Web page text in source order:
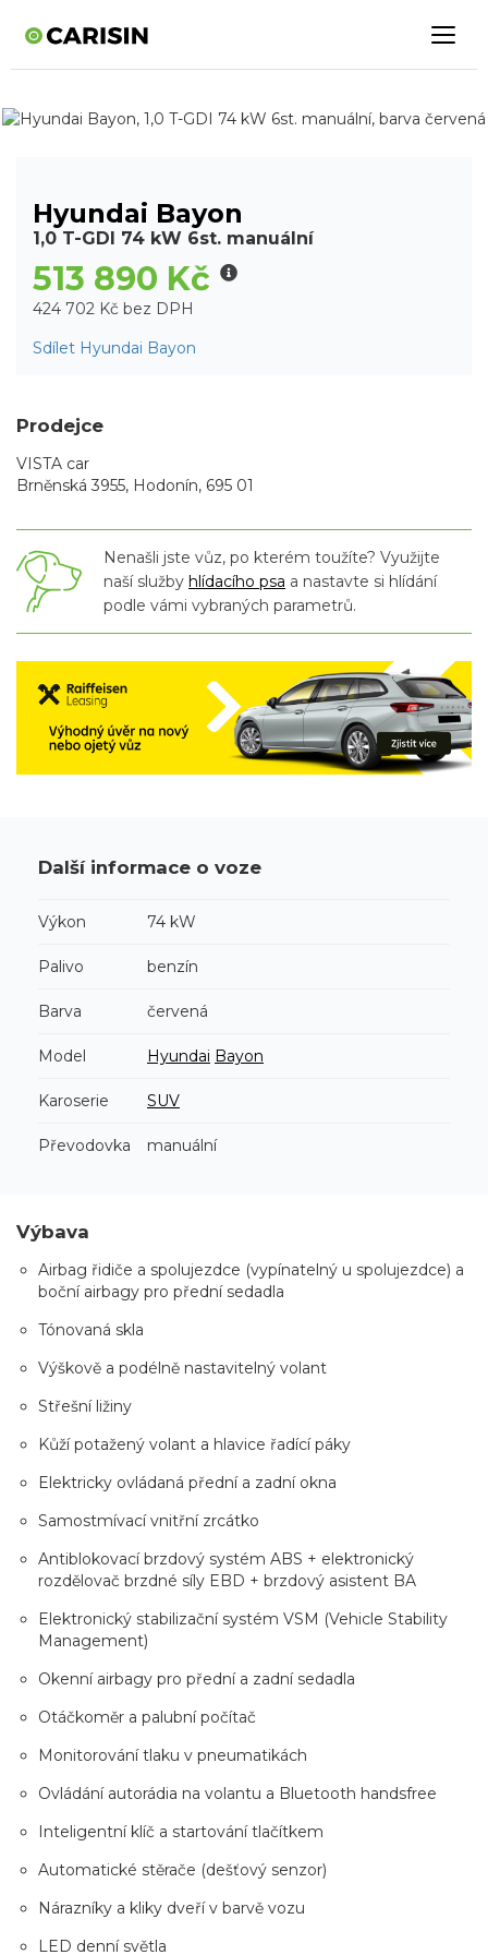
Hyundai Bayon
1,0 T-GDI 74 kW 6st. manuální
513 890 Kč
424 702 Kč bez DPH
Sdílet Hyundai Bayon
Prodejce
VISTA car
Brněnská 3955, Hodonín, 695 01
Nenašli jste vůz, po kterém toužíte? Využijte
naší služby hlídacího psa a nastavte si hlídání
podle vámi vybraných parametrů.
Další informace o voze
Výkon 74 kW
Palivo benzín
Barva červená
Model Hyundai Bayon
Karoserie SUV
Převodovka manuální
Výbava
Airbag řidiče a spolujezdce (vypínatelný u spolujezdce) a
boční airbagy pro přední sedadla
Tónovaná skla
Výškově a podélně nastavitelný volant
Střešní ližiny
Kůží potažený volant a hlavice řadící páky
Elektricky ovládaná přední a zadní okna
Samostmívací vnitřní zrcátko
Antiblokovací brzdový systém ABS + elektronický
rozdělovač brzdné síly EBD + brzdový asistent BA
Elektronický stabilizační systém VSM (Vehicle Stability
Management)
Okenní airbagy pro přední a zadní sedadla
Otáčkoměr a palubní počítač
Monitorování tlaku v pneumatikách
Ovládání autorádia na volantu a Bluetooth handsfree
Inteligentní klíč a startování tlačítkem
Automatické stěrače (dešťový senzor)
Nárazníky a kliky dveří v barvě vozu
LED denní světla